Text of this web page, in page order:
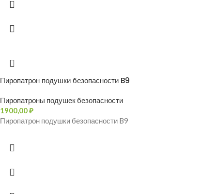
Пиропатрон подушки безопасности B9
Пиропатроны подушек безопасности
1900,00₽
Пиропатрон подушки безопасности B9